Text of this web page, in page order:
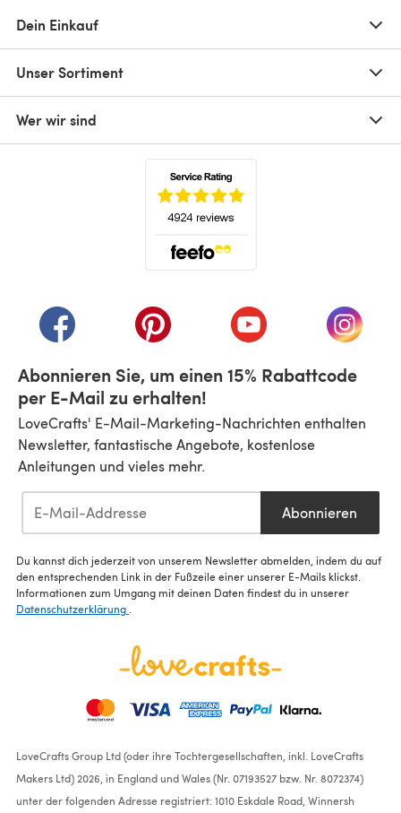
Dein Einkauf
Unser Sortiment
Wer wir sind
(öffnet sich in einem neuen Tab)
(öffnet sich in einem neuen Tab)
(öffnet sich in einem
(öffnet
Abonnieren Sie, um einen 15% Rabattcode
per E-Mail zu erhalten!
LoveCrafts' E-Mail-Marketing-Nachrichten enthalten
Newsletter, fantastische Angebote, kostenlose
Anleitungen und vieles mehr.
Abonnieren
Du kannst dich jederzeit von unserem Newsletter abmelden, indem du auf
den entsprechenden Link in der Fußzeile einer unserer E-Mails klickst.
Informationen zum Umgang mit deinen Daten findest du in unserer
Datenschutzerklärung
LoveCrafts Group Ltd (oder ihre Tochtergesellschaften, inkl. LoveCrafts
Makers Ltd) 2026, in England und Wales (Nr. 07193527 bzw. Nr. 8072374)
unter der folgenden Adresse registriert: 1010 Eskdale Road, Winnersh